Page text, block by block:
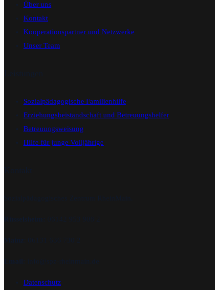
Über uns
Kontakt
Kooperationspartner und Netzwerke
Unser Team
Sozialpädagogische Familienhilfe
Erziehungsbeistandschaft und Betreuungshelfer
Betreuungsweisung
Hilfe für junge Volljährige
Sozialpädagogisches Zentrum RheinMain.
Rüsselsheim: 06142 953 908 2
Mainz : 06131 636 730 2
Datenschutz